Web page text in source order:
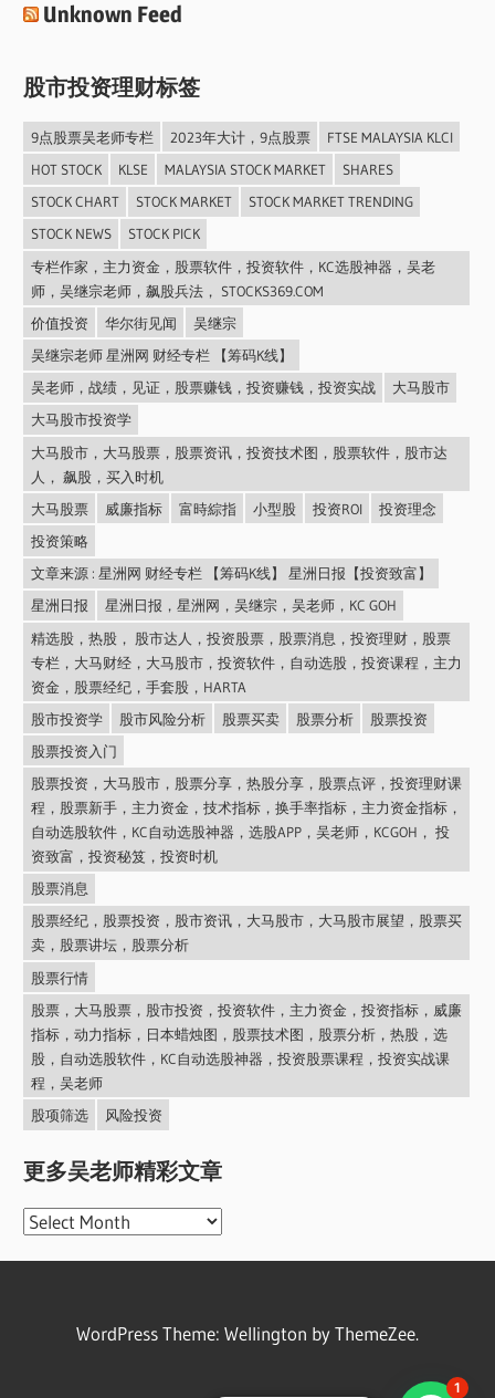
Unknown Feed
股市投资理财标签
9点股票吴老师专栏 2023年大计，9点股票
FTSE MALAYSIA KLCI
HOT STOCK
KLSE MALAYSIA STOCK MARKET
SHARES
STOCK CHART
STOCK MARKET
STOCK MARKET TRENDING
STOCK NEWS
STOCK PICK
专栏作家，主力资金，股票软件，投资软件，KC选股神器，吴老
师，吴继宗老师，飙股兵法， STOCKS369.COM
价值投资
华尔街见闻
吴继宗
吴继宗老师 星洲网 财经专栏 【筹码K线】
吴老师，战绩，见证，股票赚钱，投资赚钱，投资实战
大马股市
大马股市投资学
大马股市，大马股票，股票资讯，投资技术图，股票软件，股市达
人， 飙股，买入时机
大马股票
威廉指标 富時綜指 小型股 投资ROI
投资理念
投资策略
文章来源 : 星洲网 财经专栏 【筹码K线】 星洲日报【投资致富】
星洲日报
星洲日报，星洲网，吴继宗，吴老师，KC GOH
精选股，热股， 股市达人，投资股票，股票消息，投资理财，股票
专栏，大马财经，大马股市，投资软件，自动选股，投资课程，主力
资金，股票经纪，手套股，HARTA
股市投资学
股市风险分析 股票买卖 股票分析
股票投资
股票投资入门
股票投资，大马股市，股票分享，热股分享，股票点评，投资理财课
程，股票新手，主力资金，技术指标，换手率指标，主力资金指标，
自动选股软件，KC自动选股神器，选股APP，吴老师，KCGOH， 投
资致富，投资秘笈，投资时机
股票消息
股票经纪，股票投资，股市资讯，大马股市，大马股市展望，股票买
卖，股票讲坛，股票分析
股票行情
股票，大马股票，股市投资，投资软件，主力资金，投资指标，威廉
指标，动力指标，日本蜡烛图，股票技术图，股票分析，热股，选
股，自动选股软件，KC自动选股神器，投资股票课程，投资实战课
程，吴老师
股项筛选
风险投资
更多吴老师精彩文章
更
WordPress Theme: Wellington by ThemeZee.
1